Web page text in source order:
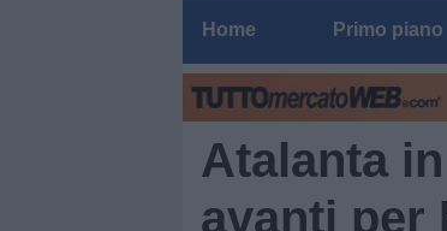
Home Primo piano
Atalanta
avanti per